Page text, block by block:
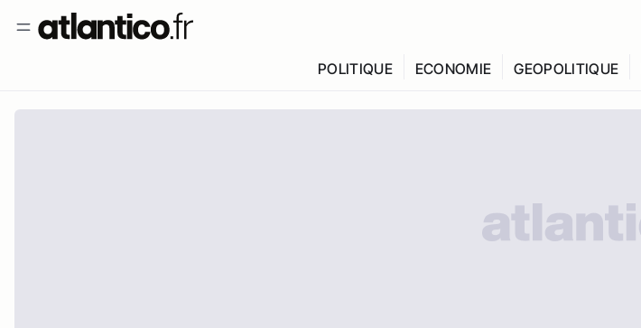
POLITIQUE ECONOMIE GEOPOLITIQUE